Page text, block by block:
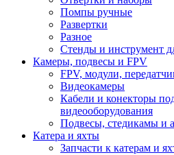
Помпы ручные
Развертки
Разное
Стенды и инструмент
Камеры, подвесы и FPV
FPV, модули,
Видеокамеры
Кабели и конекторы
видеооборудования
Подвесы, стедикамы и
Катера и яхты
Запчасти к катерам и